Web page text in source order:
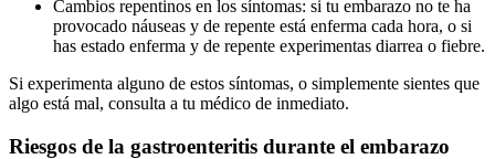
Cambios repentinos en los síntomas: si tu embarazo no te ha
provocado náuseas y de repente está enferma cada hora, o si
has estado enferma y de repente experimentas diarrea o fiebre.
Si experimenta alguno de estos síntomas, o simplemente sientes que
algo está mal, consulta a tu médico de inmediato.
Riesgos de la gastroenteritis durante el embarazo